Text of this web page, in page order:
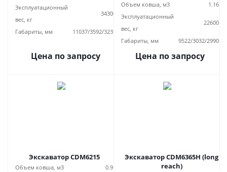
Эксплуатационный
вес, кг
34300
Габариты, мм 11037/3592/3237
Цена по запросу
Объем ковша, м3
1.16
Эксплуатационный
вес, кг
22600
Габариты, мм 9522/3032/2990
Цена по запросу
Экскаватор CDM6215
Объем ковша, м3
0.9
Экскаватор CDM6365H (long
reach)